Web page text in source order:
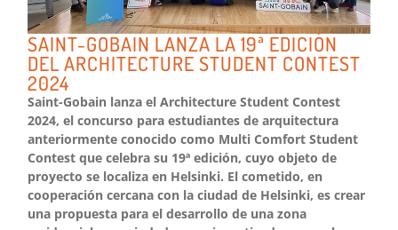
SAINT-GOBAIN LANZA LA 19ª EDICIÓN
DEL ARCHITECTURE STUDENT CONTEST
2024
Saint-Gobain lanza el Architecture Student Contest
2024, el concurso para estudiantes de arquitectura
anteriormente conocido como Multi Comfort Student
Contest que celebra su 19ª edición, cuyo objeto de
proyecto se localiza en Helsinki. El cometido, en
cooperación cercana con la ciudad de Helsinki, es crear
una propuesta para el desarrollo de una zona